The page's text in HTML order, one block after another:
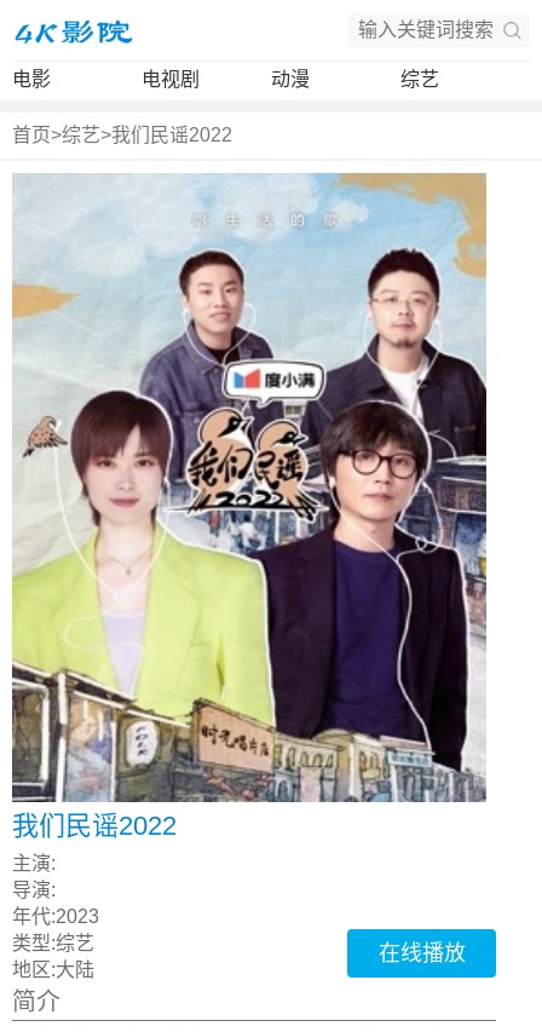
电影 电视剧 动漫 综艺
首页>综艺>我们民谣2022
我们民谣2022
主演:
导演:
年代:2023
类型:综艺
地区:大陆
在线播放
简介